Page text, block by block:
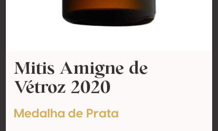
Mitis Amigne de
Vétroz 2020
Medalha de Prata